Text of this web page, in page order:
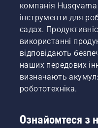
ви
хочете
Про те,
на що
слід
купуючи
живої
компанія
інструменти для
садах.
використанні
відповідають
наших передових
визначають
робототехніка.
Ознайомтеся з